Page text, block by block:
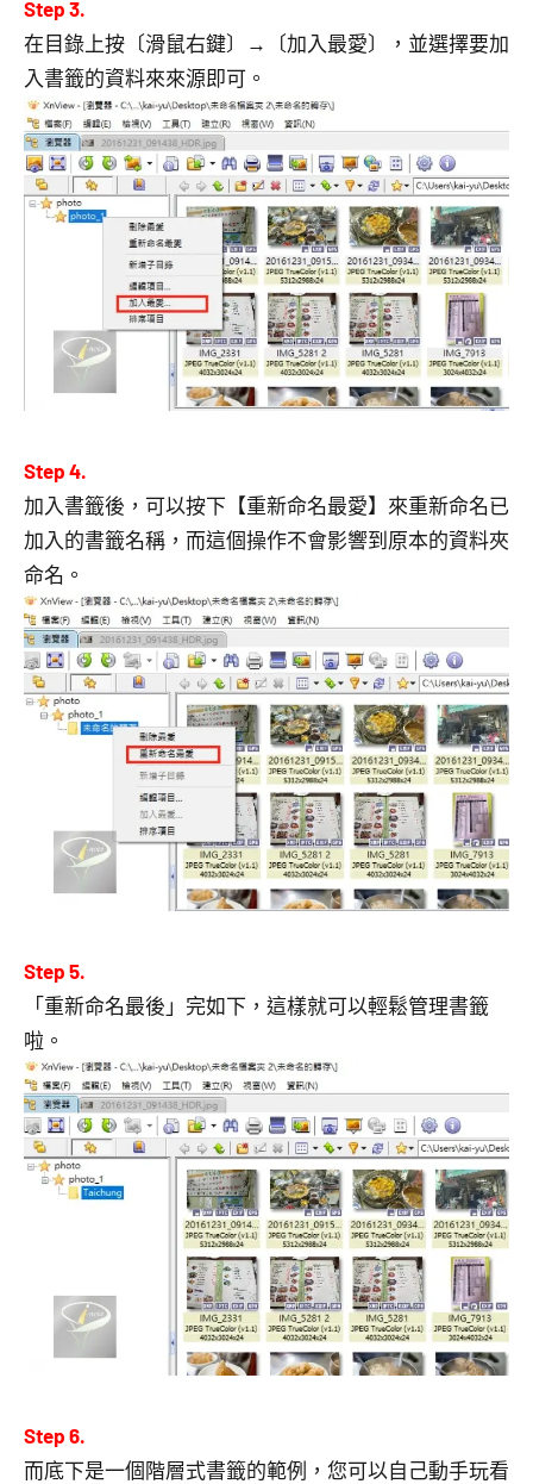
Step 3.
在目錄上按〔滑鼠右鍵〕→〔加入最愛〕，並選擇要加
入書籤的資料來來源即可。
Step 4.
加入書籤後，可以按下【重新命名最愛】來重新命名已
加入的書籤名稱，而這個操作不會影響到原本的資料夾
命名。
Step 5.
「重新命名最後」完如下，這樣就可以輕鬆管理書籤
啦。
Step 6.
而底下是一個階層式書籤的範例，您可以自己動手玩看